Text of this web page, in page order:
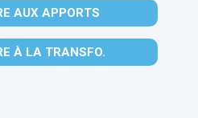
AUX APPORTS
À LA TRANSFO.